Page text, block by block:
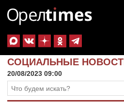
СОЦИАЛЬНЫЕ
20/08/2023 09:00